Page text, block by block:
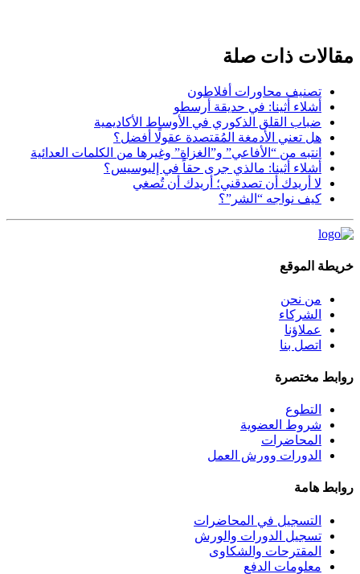
مقالات ذات صلة
تصنيف محاورات أفلاطون
أشلاء أثينا: في حديقة أرسطو
ضباب القلق الذكوري في الأوساط الأكاديمية
هل تعني الأدمغة المُقتصدة عقولًا أفضل؟
انتبه من “الأفاعي” و”الغزاة” وغيرها من الكلمات العدائية
أشلاء أثينا: مالذي جرى حقاً في إليوسيس؟
لا أريدك أن تصدقني؛ أريدك أن تُصغي
كيف نواجه “الشر”؟
خريطة الموقع
من نحن
الشركاء
عملاؤنا
اتصل بنا
روابط مختصرة
التطوع
شروط العضوية
المحاضرات
الدورات وورش العمل
روابط هامة
التسجيل في المحاضرات
تسجيل الدورات والورش
المقترحات والشكاوى
معلومات الدفع